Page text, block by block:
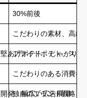
30%前後
こだわりの素材、高級
あげポテト、じゃがりこ
プライドポテト、スコ
こだわりのある消費者
発、幅広い広告展開
独自のブランド戦略、